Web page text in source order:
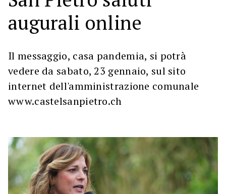
augurali online
Il messaggio, casa pandemia, si potrà
vedere da sabato, 23 gennaio, sul sito
internet dell'amministrazione comunale
www.castelsanpietro.ch